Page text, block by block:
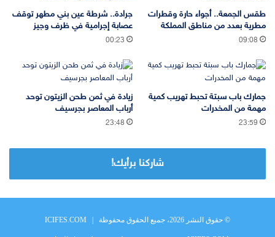
طقس الجمعة.. أجواء حارة وقطرات
مطرية بعدد من مناطق المملكة
09:08
جرادة.. شرطة عين بني مطهر توقف
عصابة إجرامية في ظرف وجيز
00:23
جمارك باب سبتة تحبط تهريب كمية
مهمة من المخدرات
23:59
زيادة في ثمن طحن الزيتون توحد
أرباب المعاصر بجرسيف
23:48
شاركنا برأيك!
© حقوق النشر 2026، جميع الحقوق محفوظة | ICIFES.COM